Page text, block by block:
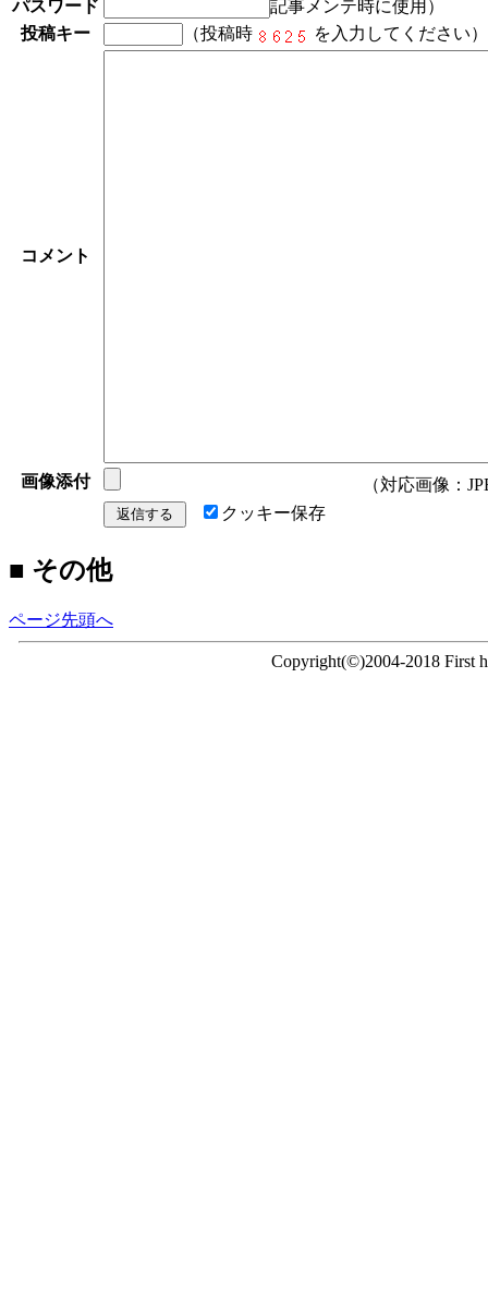
パスワード
記事メンテ時に使用）
投稿キー
（投稿時 を入力してください）
コメント
画像添付
（対応画像：
クッキー保存
■ その他
ページ先頭へ
Copyright(©)2004-2018 First